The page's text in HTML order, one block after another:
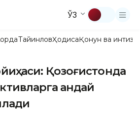
ЎЗ
ТайинловҲодисаҚонун ва
Қозоғистонда
қандай